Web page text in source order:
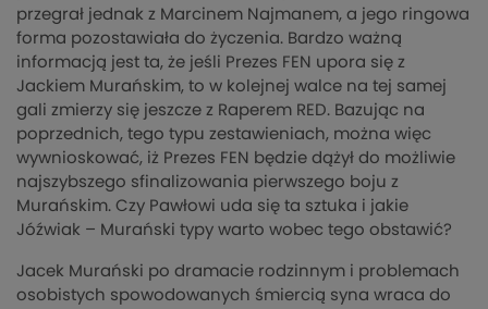
przegrał jednak z Marcinem Najmanem, a jego ringowa
forma pozostawiała do życzenia. Bardzo ważną
informacją jest ta, że jeśli Prezes FEN upora się z
Jackiem Murańskim, to w kolejnej walce na tej samej
gali zmierzy się jeszcze z Raperem RED. Bazując na
poprzednich, tego typu zestawieniach, można więc
wywnioskować, iż Prezes FEN będzie dążył do możliwie
najszybszego sfinalizowania pierwszego boju z
Murańskim. Czy Pawłowi uda się ta sztuka i jakie
Jóźwiak – Murański typy warto wobec tego obstawić?
Jacek Murański po dramacie rodzinnym i problemach
osobistych spowodowanych śmiercią syna wraca do